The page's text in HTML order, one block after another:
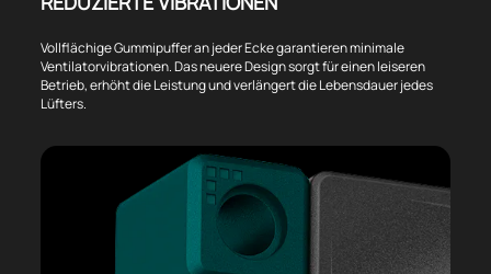
Vollflächige Gummipuffer an jeder Ecke garantieren minimale
Ventilatorvibrationen. Das neuere Design sorgt für einen leiseren
Betrieb, erhöht die Leistung und verlängert die Lebensdauer jedes
Lüfters.